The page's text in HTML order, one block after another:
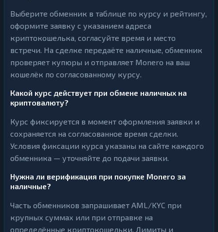
Выберите обменник в таблице по курсу и рейтингу,
оформите заявку с указанием адреса
криптокошелька, согласуйте время и место
встречи. На сделке передаёте наличные, обменник
проверяет купюры и отправляет Monero на ваш
кошелёк по согласованному курсу.
Какой курс действует при обмене наличных на
криптовалюту?
Курс фиксируется в момент оформления заявки и
сохраняется на согласованное время сделки.
Условия фиксации курса указаны на сайте каждого
обменника — уточняйте до подачи заявки.
Нужна ли верификация при покупке Monero за
наличные?
Часть обменников запрашивает AML/KYC при
крупных суммах или при отправке на
определённые криптокошельки. Лимиты и